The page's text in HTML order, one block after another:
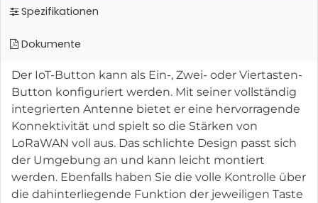
Spezifikationen
Dokumente
Der IoT-Button kann als Ein-, Zwei- oder Viertasten-
Button konfiguriert werden. Mit seiner vollständig
integrierten Antenne bietet er eine hervorragende
Konnektivität und spielt so die Stärken von
LoRaWAN voll aus. Das schlichte Design passt sich
der Umgebung an und kann leicht montiert
werden. Ebenfalls haben Sie die volle Kontrolle über
die dahinterliegende Funktion der jeweiligen Taste